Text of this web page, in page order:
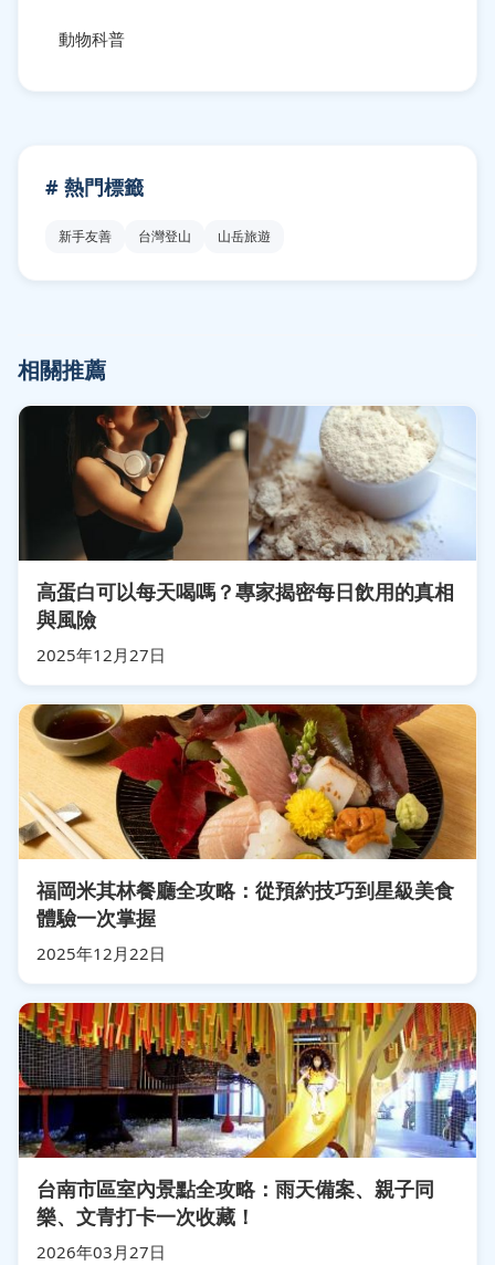
動物科普
# 熱門標籤
新手友善 台灣登山 山岳旅遊
相關推薦
高蛋白可以每天喝嗎？專家揭密每日飲用的真相
與風險
2025年12月27日
福岡米其林餐廳全攻略：從預約技巧到星級美食
體驗一次掌握
2025年12月22日
台南市區室內景點全攻略：雨天備案、親子同
樂、文青打卡一次收藏！
2026年03月27日